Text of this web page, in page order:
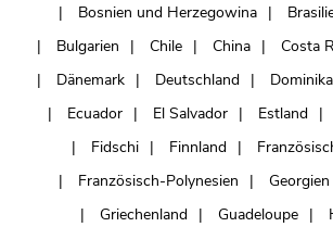
Bosnien und Herzegowina
Bulgarien
Chile China Costa
Dänemark
Deutschland
Ecuador
El Salvador Estland
Fidschi
Finnland
Französisch-Polynesien
Georgien
Griechenland
Guadeloupe